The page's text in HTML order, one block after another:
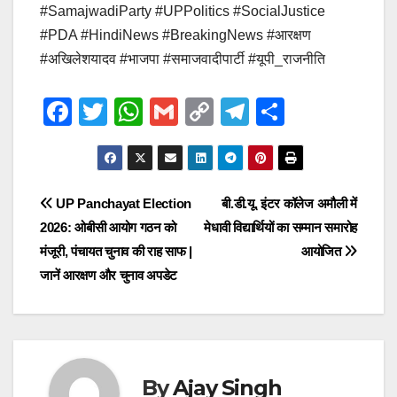
#SamajwadiParty #UPPolitics #SocialJustice
#PDA #HindiNews #BreakingNews #आरक्षण
#अखिलेशयादव #भाजपा #समाजवादीपार्टी #यूपी_राजनीति
F
e
b
o
o
k
T
wi
tt
er
W
h
at
s
A
p
p
G
m
ail
C
o
p
y
Li
T
el
e
gr
a
h
ar
e
Post
navigation
बी.डी.यू. इंटर कॉलेज अमौली में
मेधावी विद्यार्थियों का सम्मान समारोह
आयोजित
UP Panchayat Election
2026: ओबीसी आयोग गठन को
मंजूरी, पंचायत चुनाव की राह साफ |
जानें आरक्षण और चुनाव अपडेट
ByAjay Singh